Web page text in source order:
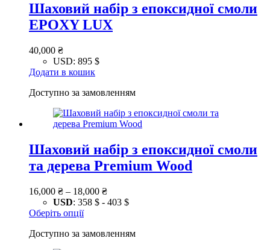
Шаховий набір з епоксидної смоли
EPOXY LUX
40,000 ₴
USD: 895 $
Додати в кошик
Доступно за замовленням
Шаховий набір з епоксидної смоли
та дерева Premium Wood
16,000 ₴ – 18,000 ₴Діапазон
цін:
18,000 ₴
USD: 358 $ - 403 $
Оберіть опціїЦей
має
Доступно за замовленням